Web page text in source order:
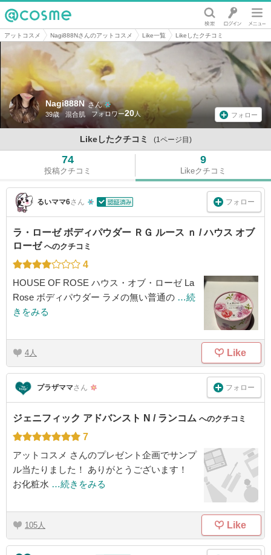
@cosme
アットコスメ Nagi888Nさんのアットコスメ Like一覧 Likeしたクチコミ
Nagi888N さん
39歳 混合肌 20 フォロー
Likeしたクチコミ (1ページ目)
74
投稿クチコミ
9
Likeクチコミ
るいママ6さん フォロー
ラ・ローゼ ボディパウダー ＲＧ ルース ｎ / ハウス オブ
ローゼ へのクチコミ
4
HOUSE OF ROSE ハウス・オブ・ローゼ La
Rose ボディパウダー ラメの無い普通の …続
きをみる
4 Like
プラザママさん フォロー
ジェニフィック アドバンスト N / ランコム へのクチコミ
7
アットコスメ さんのプレゼント企画でサンプ
ル当たりました！ ありがとうございます！
お化粧水 …続きをみる
105 Like